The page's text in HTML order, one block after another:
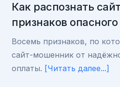
Как распознать
признаков
Восемь признаков, по
сайт-мошенник от
оплаты. [Читать далее...]